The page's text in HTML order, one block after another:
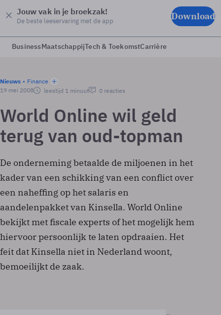
Jouw vak in je broekzak!
De beste leeservaring met de app Download
BusinessMaatschappijTech & ToekomstCarrière
Nieuws
Finance
19 mei 2008
leestijd 1 minuut 0 reacties
World Online wil geld
terug van oud-topman
De onderneming betaalde de miljoenen in het
kader van een schikking van een conflict over
een naheffing op het salaris en
aandelenpakket van Kinsella. World Online
bekijkt met fiscale experts of het mogelijk hem
hiervoor persoonlijk te laten opdraaien. Het
feit dat Kinsella niet in Nederland woont,
bemoeilijkt de zaak.